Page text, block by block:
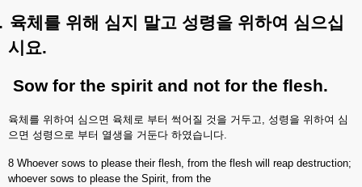
육체를 위해 심지 말고 성령을 위하여 심으십
시요.
Sow for the spirit and not for the flesh.
육체를 위하여 심으면 육체로 부터 썩어질 것을 거두고, 성령을 위하여 심
으면 성령으로 부터 열생을 거둔다 하였습니다.
8 Whoever sows to please their flesh, from the flesh will reap destruction;
whoever sows to please the Spirit, from the